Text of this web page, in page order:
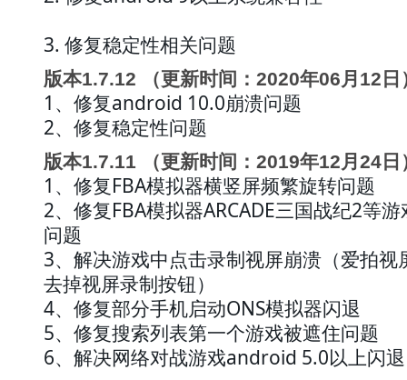
3. 修复稳定性相关问题
版本1.7.12 （更新时间：2020年06月12日
1、修复android 10.0崩溃问题
2、修复稳定性问题
版本1.7.11 （更新时间：2019年12月24日
1、修复FBA模拟器横竖屏频繁旋转问题
2、修复FBA模拟器ARCADE三国战纪2等
问题
3、解决游戏中点击录制视屏崩溃（爱拍
去掉视屏录制按钮）
4、修复部分手机启动ONS模拟器闪退
5、修复搜索列表第一个游戏被遮住问题
6、解决网络对战游戏android 5.0以上闪退